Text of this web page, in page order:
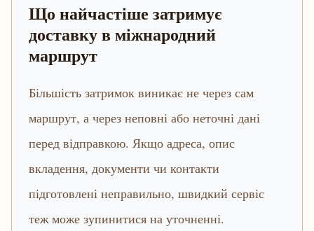
Що найчастіше затримує
доставку в міжнародний
маршрут
Більшість затримок виникає не через сам
маршрут, а через неповні або неточні дані
перед відправкою. Якщо адреса, опис
вкладення, документи чи контакти
підготовлені неправильно, швидкий сервіс
теж може зупинитися на уточненні.